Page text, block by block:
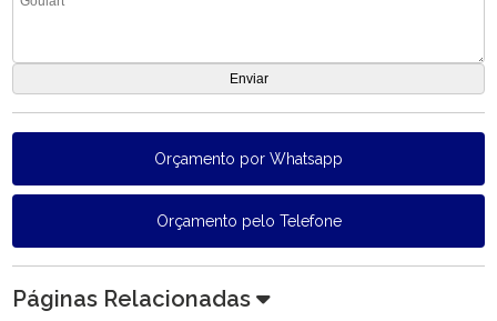
Orçamento por Whatsapp
Orçamento pelo Telefone
Páginas Relacionadas